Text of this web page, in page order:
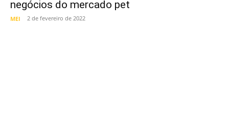
negócios do mercado pet
MEI 2 de fevereiro de 2022